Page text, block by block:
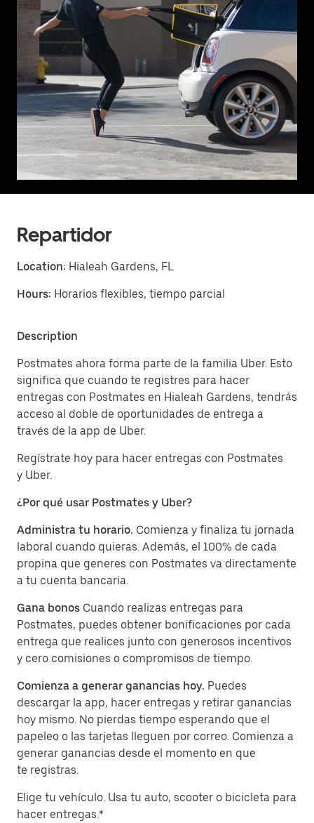
Repartidor
Location: Hialeah Gardens, FL
Hours: Horarios flexibles, tiempo parcial
Description
Postmates ahora forma parte de la familia Uber. Esto
significa que cuando te registres para hacer
entregas con Postmates en Hialeah Gardens, tendrás
acceso al doble de oportunidades de entrega a
través de la app de Uber.
Regístrate hoy para hacer entregas con Postmates
y Uber.
¿Por qué usar Postmates y Uber?
Administra tu horario. Comienza y finaliza tu jornada
laboral cuando quieras. Además, el 100% de cada
propina que generes con Postmates va directamente
a tu cuenta bancaria.
Gana bonos Cuando realizas entregas para
Postmates, puedes obtener bonificaciones por cada
entrega que realices junto con generosos incentivos
y cero comisiones o compromisos de tiempo.
Comienza a generar ganancias hoy. Puedes
descargar la app, hacer entregas y retirar ganancias
hoy mismo. No pierdas tiempo esperando que el
papeleo o las tarjetas lleguen por correo. Comienza a
generar ganancias desde el momento en que
te registras.
Elige tu vehículo. Usa tu auto, scooter o bicicleta para
hacer entregas.*